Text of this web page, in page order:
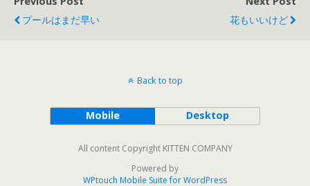
プールはまだ早い
花もいいけど
Back to top
Mobile Desktop
All content Copyright KITTEN COMPANY
Powered by
WPtouch Mobile Suite for WordPress